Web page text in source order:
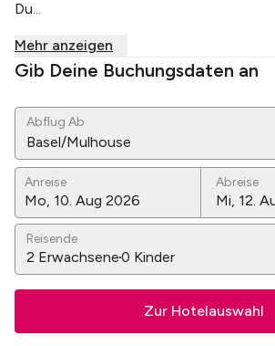
Du...
Mehr anzeigen
Gib Deine Buchungsdaten an
Abflug Ab
Basel/Mulhouse
Anreise Abreise
Reisende
2 Erwachsene0 Kinder
Zur Hotelauswahl